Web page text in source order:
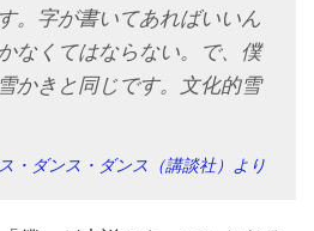
。字が書いてあればいいん
なくてはならない。で、僕
かきと同じです。文化的雪
・ダンス・ダンス（講談社）より